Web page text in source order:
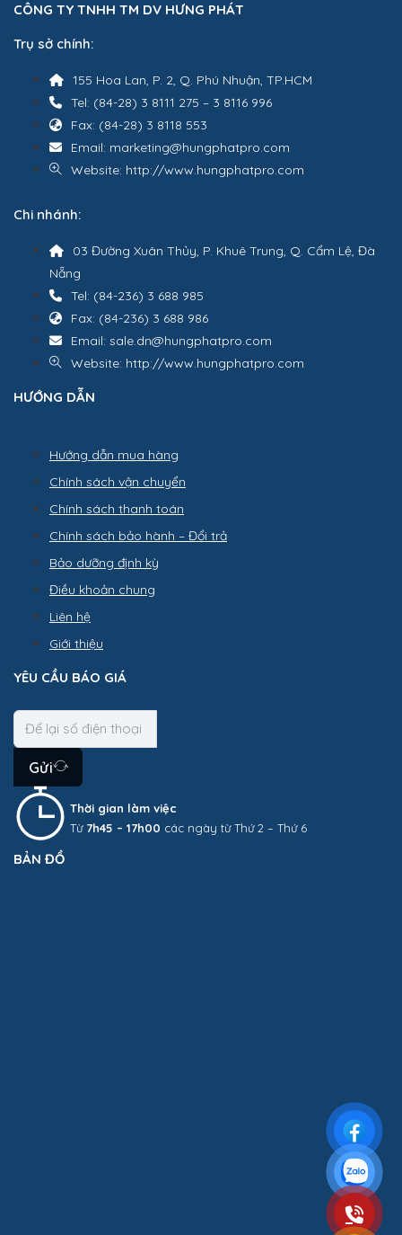
CÔNG TY TNHH TM DV HƯNG PHÁT
Trụ sở chính:
155 Hoa Lan, P. 2, Q. Phú Nhuận, TP.HCM
Tel: (84-28) 3 8111 275 – 3 8116 996
Fax: (84-28) 3 8118 553
Email: marketing@hungphatpro.com
Website: http://www.hungphatpro.com
Chi nhánh:
03 Đường Xuân Thủy, P. Khuê Trung, Q. Cẩm Lệ, Đà
Nẵng
Tel: (84-236) 3 688 985
Fax: (84-236) 3 688 986
Email: sale.dn@hungphatpro.com
Website: http://www.hungphatpro.com
HƯỚNG DẪN
Hướng dẫn mua hàng
Chính sách vận chuyển
Chính sách thanh toán
Chính sách bảo hành – Đổi trả
Bảo dưỡng định kỳ
Điều khoản chung
Liên hệ
Giới thiệu
YÊU CẦU BÁO GIÁ
Gửi
Thời gian làm việc
Từ 7h45 – 17h00 các ngày từ Thứ 2 – Thứ 6
BẢN ĐỒ